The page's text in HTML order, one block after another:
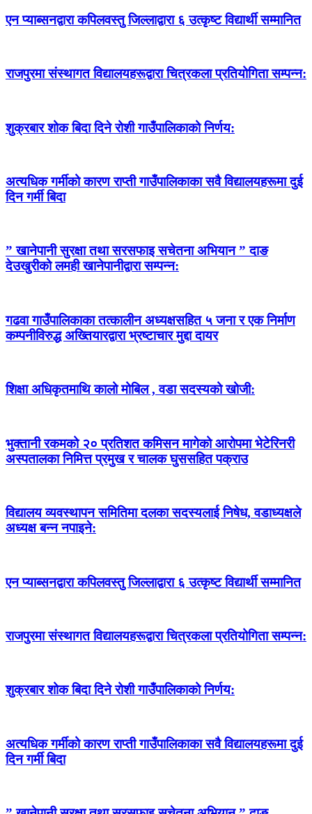
एन प्याब्सनद्वारा कपिलवस्तु जिल्लाद्वारा ६ उत्कृष्ट विद्यार्थी सम्मानित
राजपुरमा संस्थागत विद्यालयहरूद्वारा चित्रकला प्रतियोगिता सम्पन्न:
शुक्रबार शोक बिदा दिने रोशी गाउँपालिकाको निर्णय:
अत्यधिक गर्मीको कारण राप्ती गाउँपालिकाका सवै विद्यालयहरूमा दुई
दिन गर्मी बिदा
” खानेपानी सुरक्षा तथा सरसफाइ सचेतना अभियान ” दाङ
देउखुरीको लमही खानेपानीद्वारा सम्पन्न:
गढवा गाउँपालिकाका तत्कालीन अध्यक्षसहित ५ जना र एक निर्माण
कम्पनीविरुद्ध अख्तियारद्वारा भ्रष्टाचार मुद्दा दायर
शिक्षा अधिकृतमाथि कालो मोबिल , वडा सदस्यको खोजी:
भुक्तानी रकमको २० प्रतिशत कमिसन मागेको आरोपमा भेटेरिनरी
अस्पतालका निमित्त प्रमुख र चालक घुससहित पक्राउ
विद्यालय व्यवस्थापन समितिमा दलका सदस्यलाई निषेध, वडाध्यक्षले
अध्यक्ष बन्न नपाइने:
एन प्याब्सनद्वारा कपिलवस्तु जिल्लाद्वारा ६ उत्कृष्ट विद्यार्थी सम्मानित
राजपुरमा संस्थागत विद्यालयहरूद्वारा चित्रकला प्रतियोगिता सम्पन्न:
शुक्रबार शोक बिदा दिने रोशी गाउँपालिकाको निर्णय:
अत्यधिक गर्मीको कारण राप्ती गाउँपालिकाका सवै विद्यालयहरूमा दुई
दिन गर्मी बिदा